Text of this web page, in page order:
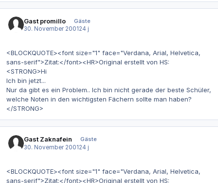
Gast promillo
Gäste
30. November 200124 j
<BLOCKQUOTE><font size="1" face="Verdana, Arial, Helvetica,
sans-serif">Zitat:</font><HR>Original erstellt von HS:
<STRONG>Hi
Ich bin jetzt...
Nur da gibt es ein Problem.. Ich bin nicht gerade der beste Schüler,
welche Noten in den wichtigsten Fächern sollte man haben?
</STRONG>
Gast Zaknafein
Gäste
30. November 200124 j
<BLOCKQUOTE><font size="1" face="Verdana, Arial, Helvetica,
sans-serif">Zitat:</font><HR>Original erstellt von HS: